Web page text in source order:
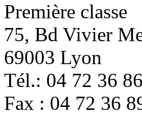
Première classe
75, Bd Vivier
69003 Lyon
Tél.: 04 72 36
Fax : 04 72 36